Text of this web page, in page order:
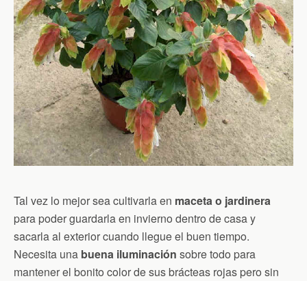
Tal vez lo mejor sea cultivarla en maceta o jardinera
para poder guardarla en invierno dentro de casa y
sacarla al exterior cuando llegue el buen tiempo.
Necesita una buena iluminación sobre todo para
mantener el bonito color de sus brácteas rojas pero sin